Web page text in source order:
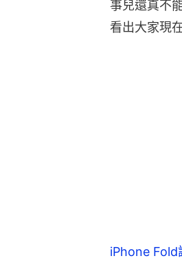
事兒還真不
看出大家現
iPhone